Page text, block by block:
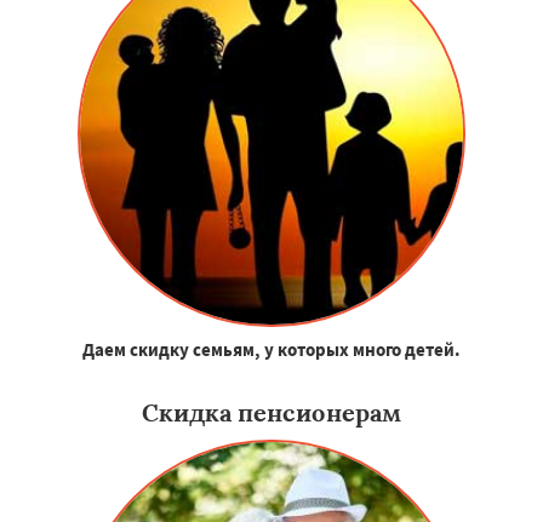
Даем скидку семьям, у которых много детей.
Скидка пенсионерам